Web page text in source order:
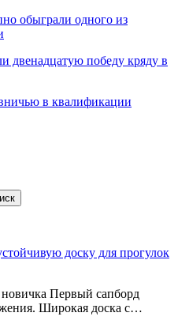
обыграли одного из
двенадцатую победу кряду в
в квалификации
доску для прогулок
новичка Первый сапборд
Широкая доска с…